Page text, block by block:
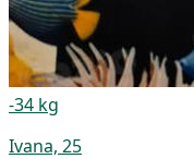
-34 kg
Ivana, 25